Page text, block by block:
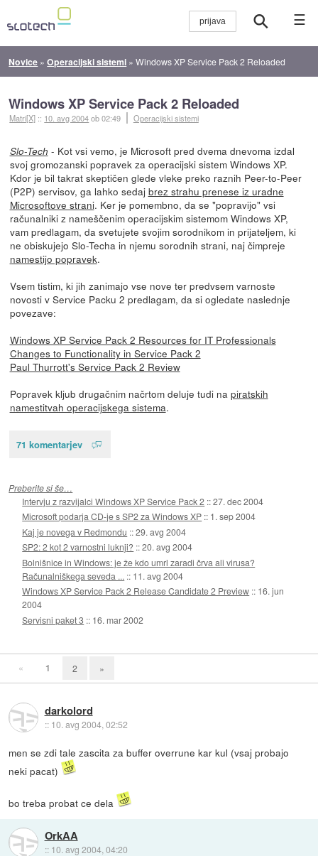
☰
Novice »Operacijski sistemi »Windows XP Service Pack 2 Reloaded
Windows XP Service Pack 2 Reloaded
Matri[X] :: 10. avg 2004ob 02:49 Operacijski sistemi
Slo-Tech - Kot vsi vemo, je Microsoft pred dvema dnevoma izdal
svoj gromozanski popravek za operacijski sistem Windows XP.
Kdor je bil takrat skeptičen glede vleke preko raznih Peer-to-Peer
(P2P) servisov, ga lahko sedaj brez strahu prenese iz uradne
Microsoftove strani. Ker je pomembno, da se "popravijo" vsi
računalniki z nameščenim operacijskim sistemom Windows XP,
vam predlagam, da svetujete svojim sorodnikom in prijateljem, ki
ne obiskujejo Slo-Techa in njemu sorodnih strani, naj čimpreje
namestijo popravek.
Vsem tistim, ki jih zanimajo vse nove ter predvsem varnoste
novosti v Service Packu 2 predlagam, da si ogledate naslednje
povezave:
Windows XP Service Pack 2 Resources for IT Professionals
Changes to Functionality in Service Pack 2
Paul Thurrott's Service Pack 2 Review
Popravek kljub drugačnim načrtom deluje tudi na piratskih
namestitvah operacijskega sistema.
71 komentarjev
Preberite si še…
Intervju z razvijalci Windows XP Service Pack 2 ::27. dec 2004
Microsoft podarja CD-je s SP2 za Windows XP :: 1. sep 2004
Kaj je novega v Redmondu ::29. avg 2004
SP2: 2 kot 2 varnostni luknji? ::20. avg 2004
Bolnišnice in Windows: je že kdo umrl zaradi črva ali virusa?
Računalniškega seveda ... :: 11. avg 2004
Windows XP Service Pack 2 Release Candidate 2 Preview :: 16. jun
2004
Servisni paket 3 :: 16. mar 2002
« 1 2 »
darkolord
:: 10. avg 2004, 02:52
men se zdi tale zascita za buffer overrune kar kul (vsaj probajo
neki pacat)
bo treba probat ce dela
OrkAA
:: 10. avg 2004, 04:20